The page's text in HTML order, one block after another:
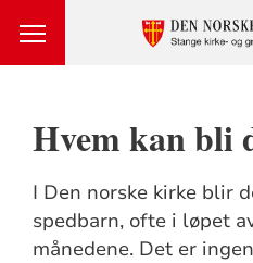
Hvem kan bli
I Den norske kirke blir
spedbarn, ofte i løpet
månedene. Det er